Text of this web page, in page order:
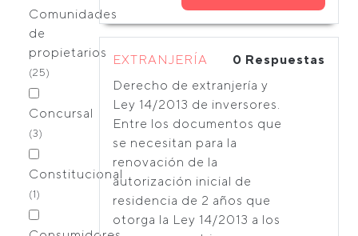
Comunidades
de
propietarios
(25)
Concursal
(3)
Constitucional
(1)
EXTRANJERÍA
0 Respuestas
Derecho de extranjería y
Ley 14/2013 de inversores.
Entre los documentos que
se necesitan para la
renovación de la
autorización inicial de
residencia de 2 años que
otorga la Ley 14/2013 a los